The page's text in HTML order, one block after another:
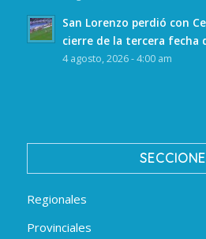
San Lorenzo perdió con
cierre de la tercera fecha
4 agosto, 2026 - 4:00 am
Regionales
Provinciales